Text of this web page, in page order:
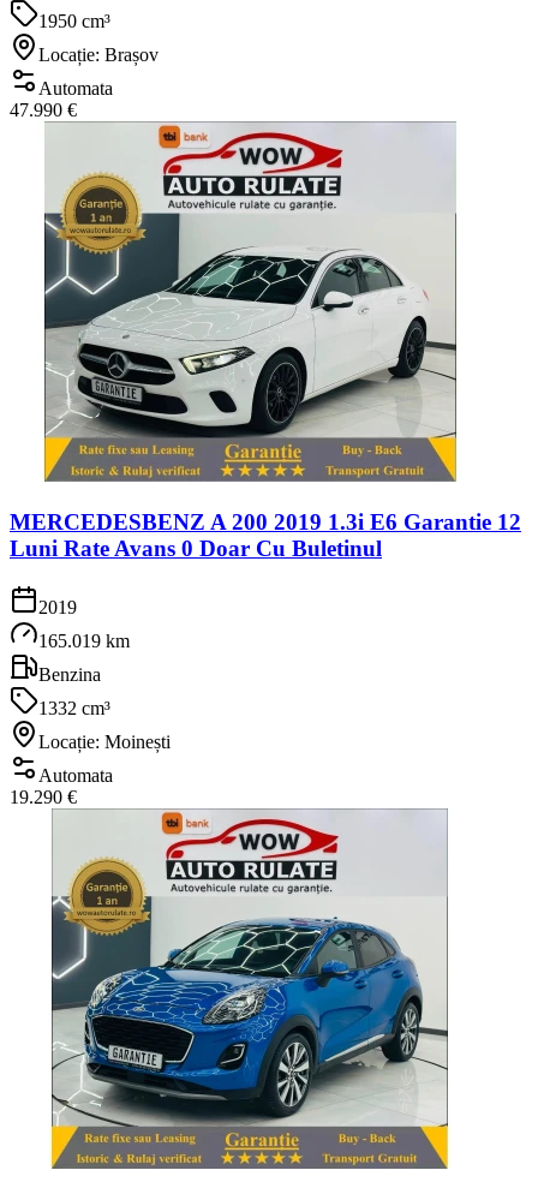
1950 cm³
Locație: Brașov
Automata
47.990 €
MERCEDESBENZ A 200 2019 1.3i E6 Garantie 12
Luni Rate Avans 0 Doar Cu Buletinul
2019
165.019 km
Benzina
1332 cm³
Locație: Moinești
Automata
19.290 €